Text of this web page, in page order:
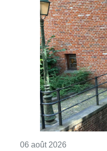
06 août 2026Consulter
La police
recherche
femme de 33